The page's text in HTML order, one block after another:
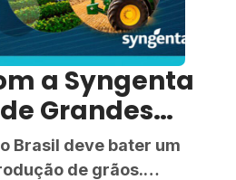
a Syngenta
Grandes
Brasil deve bater um
de grãos.